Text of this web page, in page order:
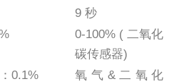
9 秒
0-100% ( 二氧化
碳传感器)
：0.1%
氧气&二氧化